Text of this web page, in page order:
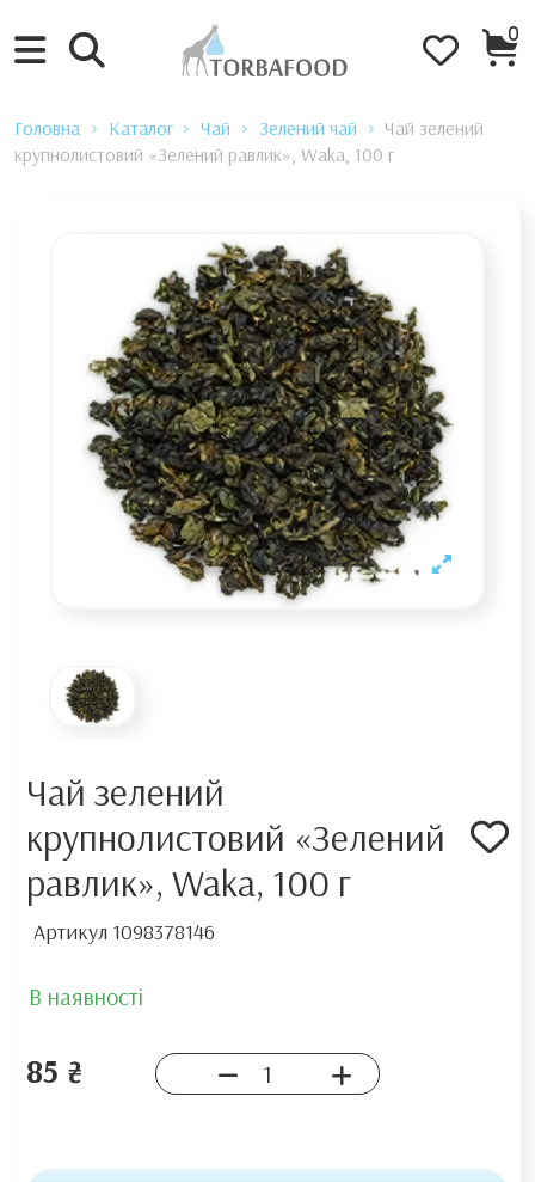
0
Головна Каталог Чай Зелений чай
Чай зелений
крупнолистовий «Зелений равлик», Waka, 100 г
Чай зелений
крупнолистовий «Зелений
равлик», Waka, 100 г
Артикул 1098378146
В наявності
85 ₴